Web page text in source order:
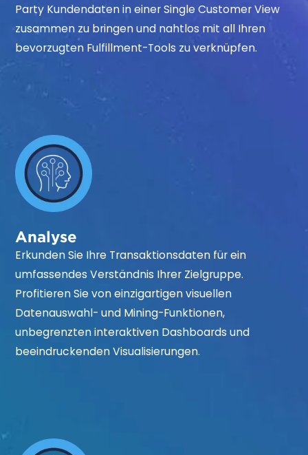
Party Kundendaten in einer Single Customer View
zusammen zu bringen und nahtlos mit all Ihren
bevorzugten Fulfillment-Tools zu verknüpfen.
Analyse
Erkunden Sie Ihre Transaktionsdaten für ein
umfassendes Verständnis Ihrer Zielgruppe.
Profitieren Sie von einzigartigen visuellen
Datenauswahl- und Mining-Funktionen,
unbegrenzten interaktiven Dashboards und
beeindruckenden Visualisierungen.